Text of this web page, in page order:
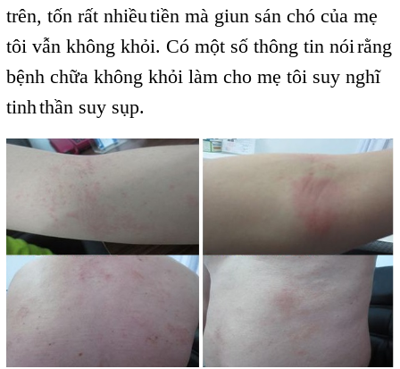
trên, tốn rất nhiềultiền mà giun sán chó của mẹ
tôi vẫn không khỏi. Có một số thông tin nóilrằng
bệnh chữa không khỏi làm cho mẹ tôi suy nghĩ
tinhlthần suy sụp.